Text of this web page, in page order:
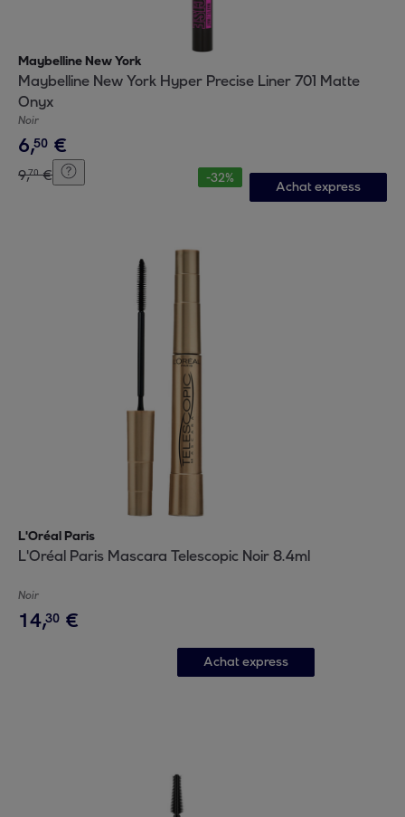
Maybelline New York
Maybelline New York Hyper Precise Liner 701 Matte
Onyx
Noir
6,50 €
9,70 € -32%
Achat express
L'Oréal Paris
L'Oréal Paris Mascara Telescopic Noir 8.4ml
Noir
14,30 €
Achat express